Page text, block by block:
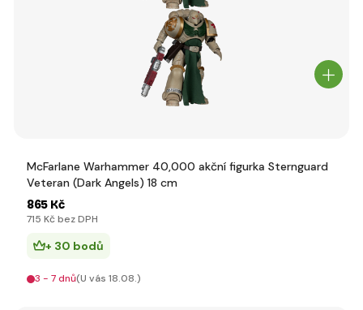
McFarlane Warhammer 40,000 akční figurka Sternguard
Veteran (Dark Angels) 18 cm
865 Kč
715 Kč bez DPH
+ 30 bodů
3 - 7 dnů(U vás 18.08.)